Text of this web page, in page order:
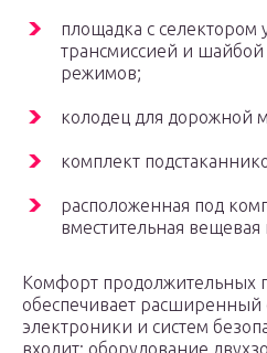
площадка с селектором
трансмиссией и
режимов;
колодец для дорожной
комплект
расположенная под
вместительная
Комфорт продолжительных
обеспечивает
электроники и систем
входит: оборудование